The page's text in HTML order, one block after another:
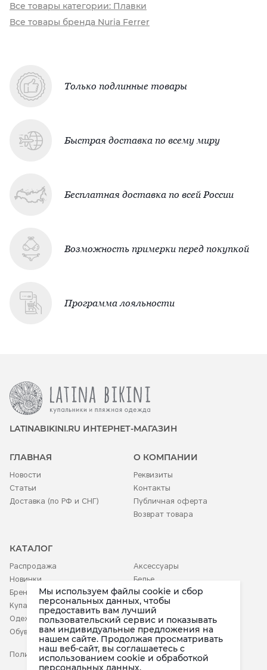
Все товары категории: Плавки
Все товары бренда Nuria Ferrer
Только подлинные товары
Быстрая доставка по всему миру
Бесплатная доставка по всей России
Возможность примерки перед покупкой
Программа лояльности
LATINABIKINI.RU ИНТЕРНЕТ-МАГАЗИН
ГЛАВНАЯ
Новости
Статьи
Доставка (по РФ и СНГ)
О КОМПАНИИ
Реквизиты
Контакты
Публичная оферта
Возврат товара
КАТАЛОГ
Распродажа
Новинки
Бренды
Купальники
Одежда
Обувь
Аксессуары
Белье
Детское
Политика конфиденциальности
Мы используем файлы cookie и сбор
персональных данных, чтобы
предоставить вам лучший
пользовательский сервис и показывать
вам индивидуальные предложения на
нашем сайте. Продолжая просматривать
наш веб-сайт, вы соглашаетесь c
использованием cookie и обработкой
персональных данных.